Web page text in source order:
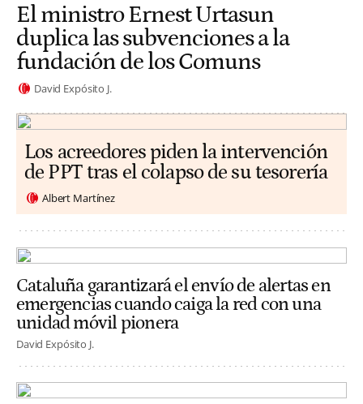
El ministro Ernest Urtasun
duplica las subvenciones a la
fundación de los Comuns
David Expósito J.
Los acreedores piden la intervención
de PPT tras el colapso de su tesorería
Albert Martínez
Cataluña garantizará el envío de alertas en
emergencias cuando caiga la red con una
unidad móvil pionera
David Expósito J.